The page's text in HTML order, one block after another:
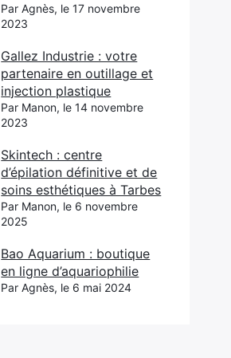
Par Agnès, le 17 novembre
2023
Gallez Industrie : votre
partenaire en outillage et
injection plastique
Par Manon, le 14 novembre
2023
Skintech : centre
d’épilation définitive et de
soins esthétiques à Tarbes
Par Manon, le 6 novembre
2025
Bao Aquarium : boutique
en ligne d’aquariophilie
Par Agnès, le 6 mai 2024